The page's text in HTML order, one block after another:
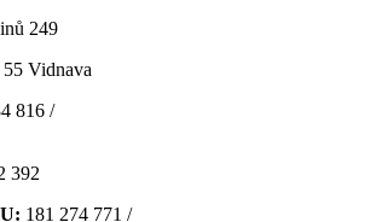
249
816 /
392
181 274 771 /